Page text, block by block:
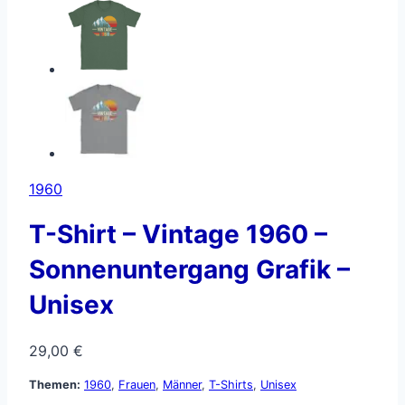
1960
T-Shirt – Vintage 1960 –
Sonnenuntergang Grafik –
Unisex
29,00 €
Themen: 1960, Frauen, Männer, T-Shirts, Unisex